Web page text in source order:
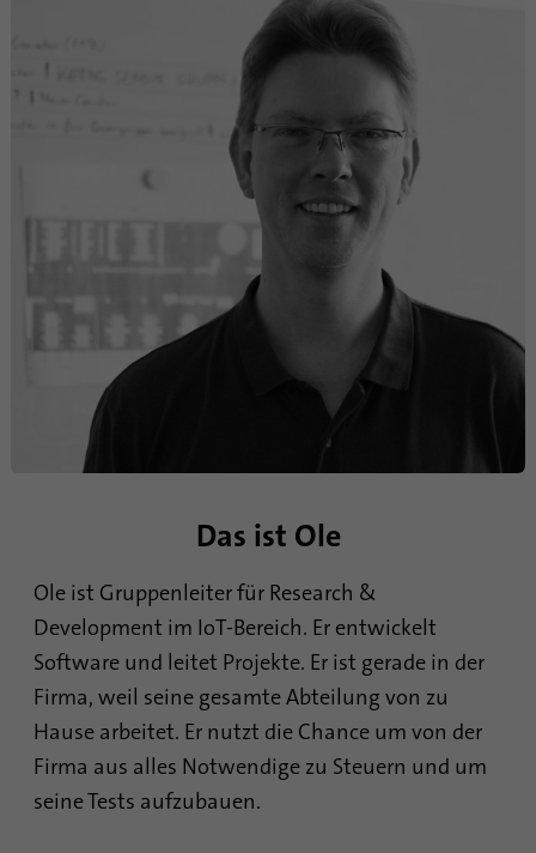
Das ist Ole
Ole ist Gruppenleiter für Research &
Development im IoT-Bereich. Er entwickelt
Software und leitet Projekte. Er ist gerade in der
Firma, weil seine gesamte Abteilung von zu
Hause arbeitet. Er nutzt die Chance um von der
Firma aus alles Notwendige zu Steuern und um
seine Tests aufzubauen.